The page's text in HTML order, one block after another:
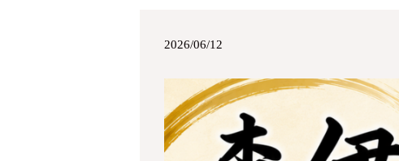
2026/06/12